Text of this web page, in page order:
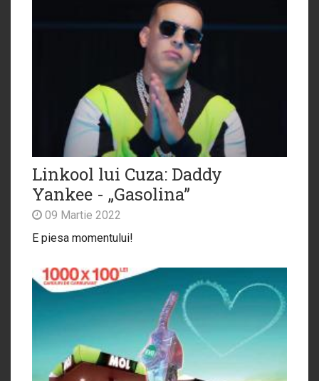
Linkool lui Cuza: Daddy
Yankee - „Gasolina”
09 Martie 2022
E piesa momentului!